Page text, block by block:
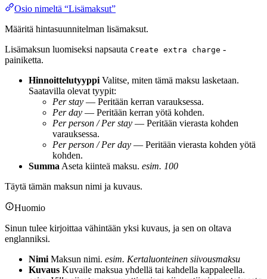
Osio nimeltä “Lisämaksut”
Määritä hintasuunnitelman lisämaksut.
Lisämaksun luomiseksi napsauta Create extra charge -
painiketta.
Hinnoittelutyyppi Valitse, miten tämä maksu lasketaan.
Saatavilla olevat tyypit:
Per stay — Peritään kerran varauksessa.
Per day — Peritään kerran yötä kohden.
Per person / Per stay — Peritään vierasta kohden
varauksessa.
Per person / Per day — Peritään vierasta kohden yötä
kohden.
Summa Aseta kiinteä maksu. esim. 100
Täytä tämän maksun nimi ja kuvaus.
Huomio
Sinun tulee kirjoittaa vähintään yksi kuvaus, ja sen on oltava
englanniksi.
Nimi Maksun nimi. esim. Kertaluonteinen siivousmaksu
Kuvaus Kuvaile maksua yhdellä tai kahdella kappaleella.